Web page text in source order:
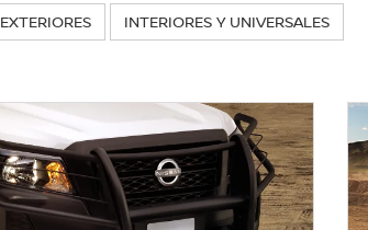
EXTERIORES INTERIORES Y UNIVERSALES